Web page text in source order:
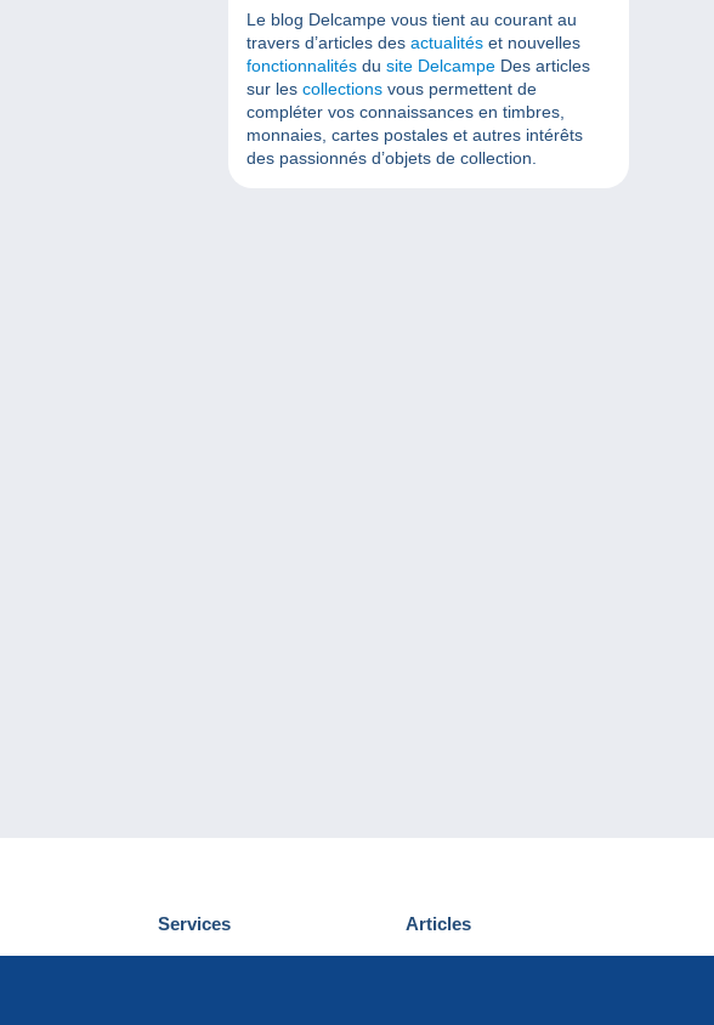
Le blog Delcampe vous tient au courant au
travers d’articles des actualités et nouvelles
fonctionnalités du site Delcampe Des articles
sur les collections vous permettent de
compléter vos connaissances en timbres,
monnaies, cartes postales et autres intérêts
des passionnés d’objets de collection.
nous
Services
Découvrir Delcampe
Articles